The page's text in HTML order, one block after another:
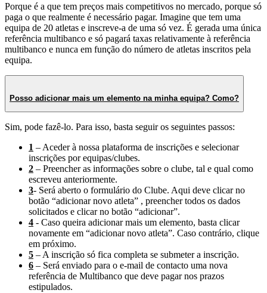
Porque é a que tem preços mais competitivos no mercado, porque só
paga o que realmente é necessário pagar. Imagine que tem uma
equipa de 20 atletas e inscreve-a de uma só vez. É gerada uma única
referência multibanco e só pagará taxas relativamente à referência
multibanco e nunca em função do número de atletas inscritos pela
equipa.
Posso adicionar mais um elemento na minha equipa? Como?
Sim, pode fazê-lo. Para isso, basta seguir os seguintes passos:
1 – Aceder à nossa plataforma de inscrições e selecionar
inscrições por equipas/clubes.
2 – Preencher as informações sobre o clube, tal e qual como
escreveu anteriormente.
3- Será aberto o formulário do Clube. Aqui deve clicar no
botão “adicionar novo atleta” , preencher todos os dados
solicitados e clicar no botão “adicionar”.
4 - Caso queira adicionar mais um elemento, basta clicar
novamente em “adicionar novo atleta”. Caso contrário, clique
em próximo.
5 – A inscrição só fica completa se submeter a inscrição.
6 – Será enviado para o e-mail de contacto uma nova
referência de Multibanco que deve pagar nos prazos
estipulados.